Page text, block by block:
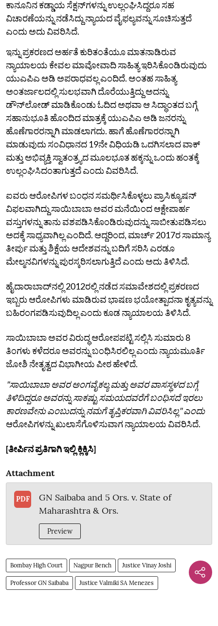
ಕಾನೂನಿನ ಕಡ್ಡಾಯ ಸೆಕ್ಷನ್‌ಗಳನ್ನು ಉಲ್ಲಂಘಿಸಿದ್ದರೂ ಸಹ
ವಿಚಾರಣೆಯನ್ನು ನಡೆಸಿದ್ದು ನ್ಯಾಯದ ವೈಫಲ್ಯವನ್ನು ಸೂಚಿಸುತ್ತದೆ
ಎಂದು ಅದು ವಿವರಿಸಿದೆ.
ಇನ್ನು ಪ್ರಕರಣದ ಅರ್ಹತೆ ಕುರಿತಂತೆಯೂ ಮಾತನಾಡಿರುವ
ನ್ಯಾಯಾಲಯ ಕೇವಲ ಮಾವೋವಾದಿ ಸಾಹಿತ್ಯ ಇರಿಸಿಕೊಂಡಿರುವುದು
ಯುಎಪಿಎ ಅಡಿ ಅಪರಾಧವಲ್ಲ ಎಂದಿದೆ. ಅಂತಹ ಸಾಹಿತ್ಯ
ಅಂತರ್ಜಾಲದಲ್ಲಿ ಸುಲಭವಾಗಿ ದೊರೆಯುತ್ತಿದ್ದು ಅದನ್ನು
ಡೌನ್‌ಲೋಡ್‌ ಮಾಡಿಕೊಂಡು ಓದಿದ ಅಥವಾ ಆ ಸಿದ್ಧಾಂತದ ಬಗ್ಗೆ
ಸಹಾನುಭೂತಿ ಹೊಂದಿದ ಮಾತ್ರಕ್ಕೆ ಯುಎಪಿಎ ಅಡಿ ಜನರನ್ನು
ಹೊಣೆಗಾರರನ್ನಾಗಿ ಮಾಡಲಾಗದು. ಹಾಗೆ ಹೊಣೆಗಾರರನ್ನಾಗಿ
ಮಾಡುವುದು ಸಂವಿಧಾನದ 19ನೇ ವಿಧಿಯಡಿ ಒದಗಿಸಲಾದ ವಾಕ್
ಮತ್ತು ಅಭಿವ್ಯಕ್ತಿ ಸ್ವಾತಂತ್ರ್ಯದ ಮೂಲಭೂತ ಹಕ್ಕನ್ನು ಒಂದು ಹಂತಕ್ಕೆ
ಉಲ್ಲಂಘಿಸಿದಂತಾಗುತ್ತದೆ ಎಂದು ವಿವರಿಸಿದೆ.
ಐವರು ಆರೋಪಿಗಳ ಬಂಧನ ಸಮರ್ಥಿಸಿಕೊಳ್ಳಲು ಪ್ರಾಸಿಕ್ಯೂಷನ್‌
ವಿಫಲವಾಗಿದ್ದು ಸಾಯಿಬಾಬಾ ಅವರ ಮನೆಯಿಂದ ಆಕ್ಷೇಪಾರ್ಹ
ವಸ್ತುಗಳನ್ನು ತಾನು ವಶಪಡಿಸಿಕೊಂಡಿರುವುದನ್ನು ಸಾಬೀತುಪಡಿಸಲು
ಅದಕ್ಕೆ ಸಾಧ್ಯವಾಗಿಲ್ಲ ಎಂದಿದೆ. ಆದ್ದರಿಂದ, ಮಾರ್ಚ್ 2017ರ ಸಾಮಾನ್ಯ
ತೀರ್ಪು ಮತ್ತು ಶಿಕ್ಷೆಯ ಆದೇಶವನ್ನು ಬದಿಗೆ ಸರಿಸಿ ಎರಡೂ
ಮೇಲ್ಮನವಿಗಳನ್ನು ಪುರಸ್ಕರಿಸಲಾಗುತ್ತಿದೆ ಎಂದು ಅದು ತಿಳಿಸಿದೆ.
ಹೈದಾರಾಬಾದ್‌ನಲ್ಲಿ 2012ರಲ್ಲಿ ನಡೆದ ಸಮಾವೇಶದಲ್ಲಿ ಪ್ರಕರಣದ
ಇಬ್ಬರು ಆರೋಪಿಗಳು ಮಾಡಿರುವ ಭಾಷಣ ಭಯೋತ್ಪಾದನಾ ಕೃತ್ಯವನ್ನು
ಬಹಿರಂಗಪಡಿಸುವುದಿಲ್ಲ ಎಂದು ಕೂಡ ನ್ಯಾಯಾಲಯ ತಿಳಿಸಿದೆ.
ಸಾಯಿಬಾಬಾ ಅವರ ವಿರುದ್ಧ ಆರೋಪಪಟ್ಟಿ ಸಲ್ಲಿಸಿ ಸುಮಾರು 8
ತಿಂಗಳು ಕಳೆದರೂ ಅವರನ್ನು ಬಂಧಿಸಿರಲಿಲ್ಲ ಎಂದು ನ್ಯಾಯಮೂರ್ತಿ
ಜೋಶಿ ನೇತೃತ್ವದ ವಿಭಾಗೀಯ ಪೀಠ ಹೇಳಿದೆ.
"ಸಾಯಿಬಾಬಾ ಅವರ ಅಂಗವೈಕಲ್ಯ ಮತ್ತು ಅವರ ವಾಸಸ್ಥಳದ ಬಗ್ಗೆ
ತಿಳಿದಿದ್ದರೂ ಅವರನ್ನು ಸಾಕಷ್ಟು ಸಮಯದವರೆಗೆ ಬಂಧಿಸದೆ ಇರಲು
ಕಾರಣವೇನು ಎಂಬುದನ್ನು ನಮಗೆ ತೃಪ್ತಿಕರವಾಗಿ ವಿವರಿಸಿಲ್ಲ" ಎಂದು
ಆರೋಪಿಗಳನ್ನು ಖುಲಾಸೆಗೊಳಿಸುವಾಗ ನ್ಯಾಯಾಲಯ ವಿವರಿಸಿದೆ.
[ತೀರ್ಪಿನ ಪ್ರತಿಗಾಗಿ ಇಲ್ಲಿ ಕ್ಲಿಕ್ಕಿಸಿ]
Attachment
PDF
GN Saibaba and 5 Ors. v. State of
Maharashtra & Ors.
Preview
Bombay High Court Nagpur Bench Justice Vinay Joshi
Professor GN Saibaba Justice Valmiki SA Menezes